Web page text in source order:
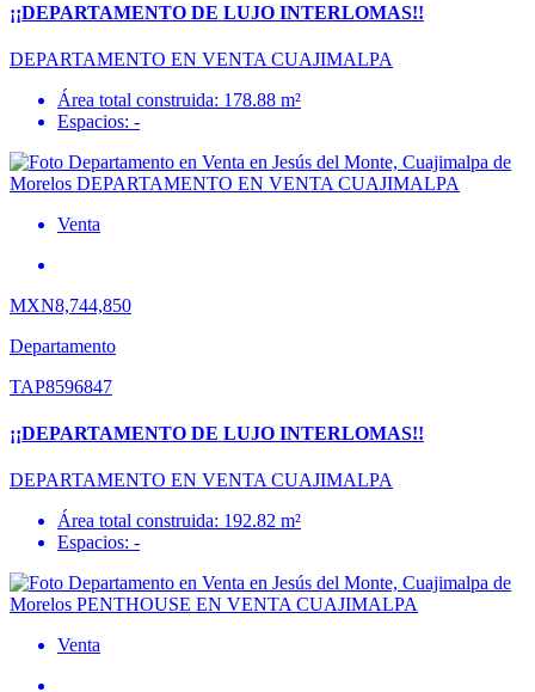
¡¡DEPARTAMENTO DE LUJO INTERLOMAS!!
DEPARTAMENTO EN VENTA CUAJIMALPA
Área total construida: 178.88 m²
Espacios: -
Venta
MXN8,744,850
Departamento
TAP8596847
¡¡DEPARTAMENTO DE LUJO INTERLOMAS!!
DEPARTAMENTO EN VENTA CUAJIMALPA
Área total construida: 192.82 m²
Espacios: -
Venta